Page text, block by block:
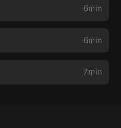
6min
6min
7min